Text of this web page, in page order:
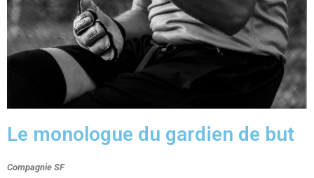
Le monologue du gardien de but
Compagnie SF